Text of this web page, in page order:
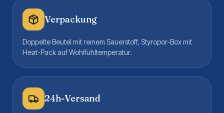
Verpackung
Doppelte Beutel mit reinem Sauerstoff, Styropor-Box mit
Heat-Pack auf Wohlfühltemperatur.
24h-Versand